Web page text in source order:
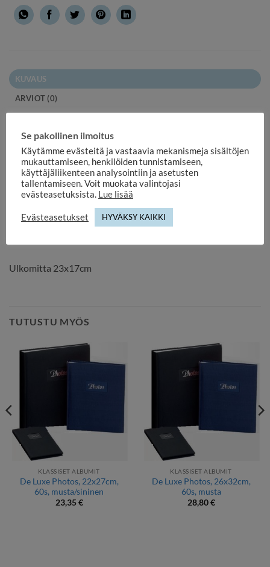
KUVAUS
ARVIOT (0)
muassa hää- tai polttarialbumiksi.
Albumissa kierrekiinnitys, spiraalialbumi.
Happovapaat mustat kartonkisivut.
Albumissa on 40 mustaa sivua
Sivun koko noin 21x16cm.
Ulkomitta 23x17cm
TUTUSTU MYÖS
KLASSISET ALBUMIT
De Luxe Photos, 22x27cm,
60s, musta/sininen
23,35€
KLASSISET ALBUMIT
De Luxe Photos, 26x32cm,
60s, musta
28,80€
Se pakollinen ilmoitus
Käytämme evästeitä ja vastaavia mekanismeja sisältöjen
mukauttamiseen, henkilöiden tunnistamiseen,
käyttäjäliikenteen analysointiin ja asetusten
tallentamiseen. Voit muokata valintojasi
evästeasetuksista. Lue lisää
Evästeasetukset HYVÄKSY KAIKKI